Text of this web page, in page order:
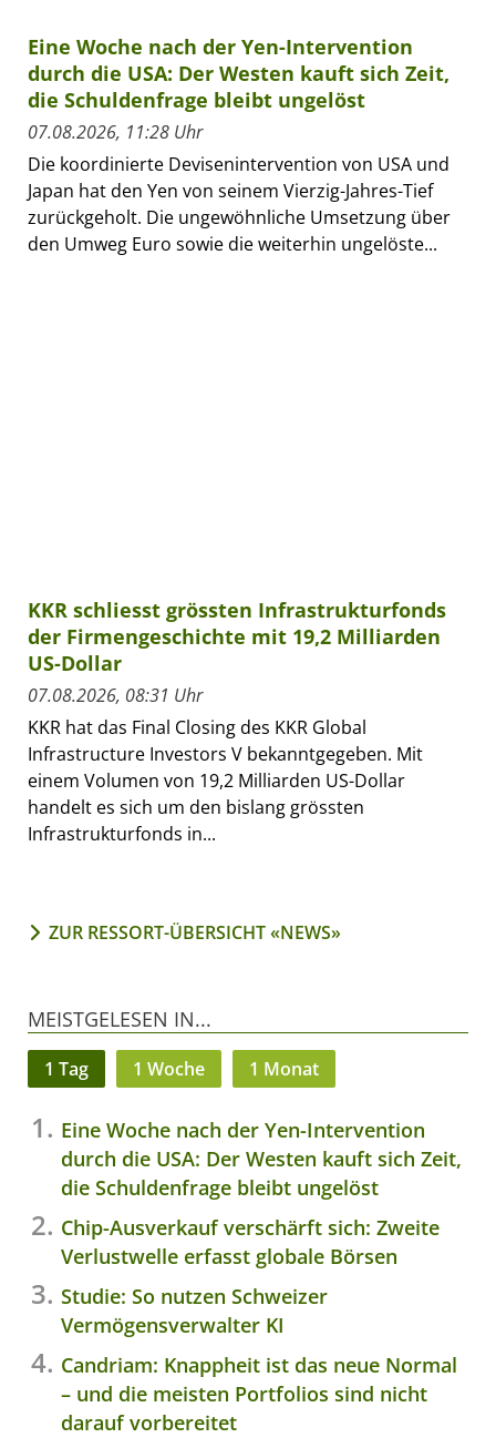
Eine Woche nach der Yen-Intervention
durch die USA: Der Westen kauft sich Zeit,
die Schuldenfrage bleibt ungelöst
07.08.2026, 11:28 Uhr
Die koordinierte Devisenintervention von USA und
Japan hat den Yen von seinem Vierzig-Jahres-Tief
zurückgeholt. Die ungewöhnliche Umsetzung über
den Umweg Euro sowie die weiterhin ungelöste...
KKR schliesst grössten Infrastrukturfonds
der Firmengeschichte mit 19,2 Milliarden
US-Dollar
07.08.2026, 08:31 Uhr
KKR hat das Final Closing des KKR Global
Infrastructure Investors V bekanntgegeben. Mit
einem Volumen von 19,2 Milliarden US-Dollar
handelt es sich um den bislang grössten
Infrastrukturfonds in...
ZUR RESSORT-ÜBERSICHT «NEWS»
MEISTGELESEN IN...
1 Tag 1 Woche 1 Monat
Eine Woche nach der Yen-Intervention
durch die USA: Der Westen kauft sich Zeit,
die Schuldenfrage bleibt ungelöst
Chip-Ausverkauf verschärft sich: Zweite
Verlustwelle erfasst globale Börsen
Studie: So nutzen Schweizer
Vermögensverwalter KI
Candriam: Knappheit ist das neue Normal
– und die meisten Portfolios sind nicht
darauf vorbereitet